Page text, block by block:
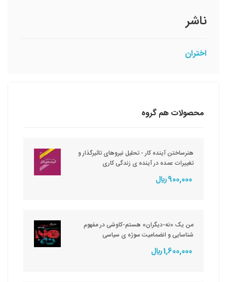
ناشر
اختران
محصولات هم گروه
هنرساختن آینده کار - تحلیل نیروهای تاثیرگذار و
تغییرات عمده در آینده ی زندگی کاری
900,000 ريال
من یک «نه-دیگران» هستم-کاوشی در مفهوم
شناسایی و انضمامیت سوژه ی سیاسی
1,600,000 ريال